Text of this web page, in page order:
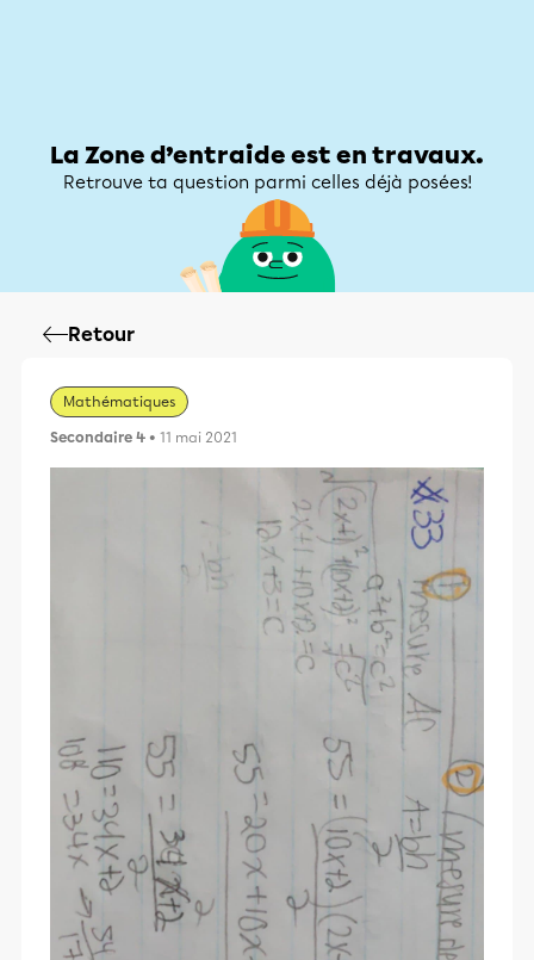
La Zone d’entraide est en travaux.
Retrouve ta question parmi celles déjà posées!
Retour
Mathématiques
Secondaire 4 • 11 mai 2021